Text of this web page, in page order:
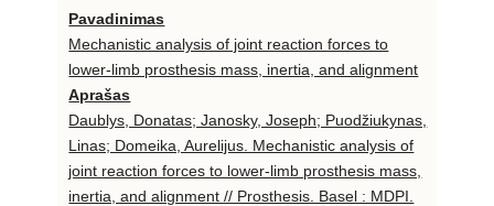
Pavadinimas
Mechanistic analysis of joint reaction forces to
lower-limb prosthesis mass, inertia, and alignment
Aprašas
Daublys, Donatas; Janosky, Joseph; Puodžiukynas,
Linas; Domeika, Aurelijus. Mechanistic analysis of
joint reaction forces to lower-limb prosthesis mass,
inertia, and alignment // Prosthesis. Basel : MDPI.